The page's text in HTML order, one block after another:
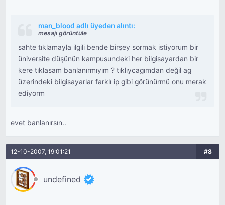
man_blood adlı üyeden alıntı:
mesajı görüntüle
sahte tıklamayla ilgili bende birşey sormak istiyorum bir
üniversite düşünün kampusundeki her bilgisayardan bir
kere tıklasam banlanırmıyım ? tıklıycagımdan değil ag
üzerindeki bilgisayarlar farklı ip gibi görünürmü onu merak
ediyorm
evet banlanırsın..
12-10-2007, 19:01:21 #8
undefined